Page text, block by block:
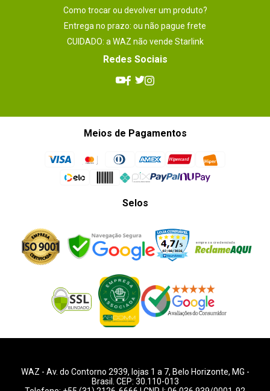
Como trocar ou devolver um produto?
Entrega no prazo: ou não pague frete
CUIDADO: a WAZ não vende Starlink
Redes Sociais
Meios de Pagamentos
Selos
WAZ - Av. do Contorno 2939, lojas 1 a 7, Belo Horizonte, MG -
Brasil. CEP: 30.110-013